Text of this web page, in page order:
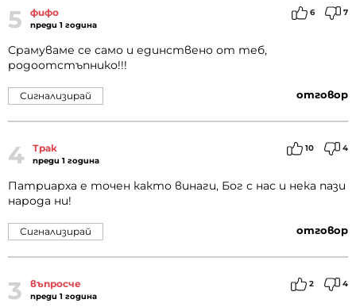
5 фифо
преди 1 година
6 7
Срамуваме се само и единствено от теб,
родоотстъпнико!!!
отговор
Сигнализирай
4 Трак
преди 1 година
10 4
Патриарха е точен както винаги, Бог с нас и нека пази
народа ни!
отговор
Сигнализирай
3 въпросче
преди 1 година
2 4